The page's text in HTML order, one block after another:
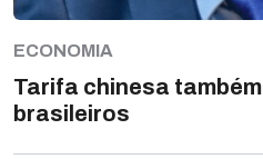
ECONOMIA
Tarifa chinesa
brasileiros